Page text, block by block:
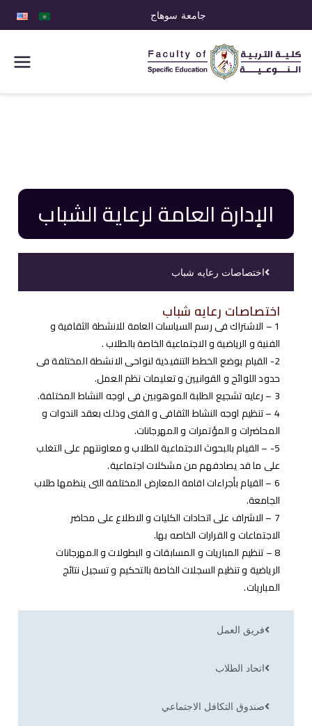
جامعة سوهاج
كلية التربية
الإدارة العامة لرعاية الشباب
اختصاصات رعايه شباب
فريق العمل
اتحاد الطلاب
صندوق التكافل الاجتماعي
اختصاصات رعايه شباب
1 – الاشتراك فى رسم السياسات العامة للانشطة الثقافية و
الفنية و الرياضية و الاجتماعية الخاصة بالطلاب .
2- القيام بوضع الخطط التنفيذية لنواحى الانشطة المختلفة فى
حدود اللوائح و القوانيين و تعليمات نظم العمل.
3 – رعايه تشجيع الطلبة الموهوبين فى اوجه النشاط المختلفة.
4 – تنظيم اوجه النشاط الثقافى و الفنى وذلك بعقد الندوات و
المحاضرات و المؤتمرات و المهرجانات.
5- – القيام بالبحوث الاجتماعية للطلاب و معاونتهم على التغلب
على ما قد يصادفهم من مشكلات اجتماعية.
6 – القيام بأجراءات اقامة المعارض المختلفة التى ينظمها طلاب
الجامعة.
7 – الاشراف على اتحادات الكليات و الاطلاع على محاضر
الاجتماعات و القرارات الخاصه بها.
8 – تنظيم المباريات و المسابقات و البطولات و المهرجانات
الرياضية و تنظيم السجلات الخاصة بالتحكيم و تسجيل نتائج
المباريات.